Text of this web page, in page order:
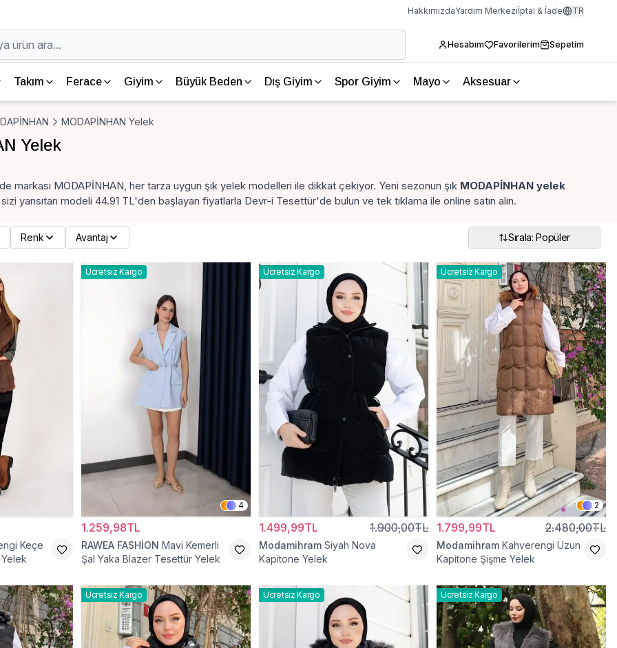
HakkımızdaYardım Merkeziİptal & İade TR
Hesabım Favorilerim Sepetim
Takım Ferace Giyim Büyük Beden Dış Giyim Spor Giyim Mayo Aksesuar
MODAPİNHAN Yelek
Yelek
markası MODAPİNHAN, her tarza uygun şık yelek modelleri ile dikkat çekiyor. Yeni sezonun şık MODAPİNHAN yelek
sizi yansıtan modeli 44.91 TL'den başlayan fiyatlarla Devr-i Tesettür'de bulun ve tek tıklama ile online satın alın.
Renk Avantaj Sırala: Popüler
Keçe
Ücretsiz Kargo
4
1.259,98TL
RAWEA FASHİON Mavi Kemerli
Şal Yaka Blazer Tesettür Yelek
Ücretsiz Kargo
1.499,99TL 1.900,00TL
Modamihram Siyah Nova
Kapitone Yelek
Ücretsiz Kargo
2
1.799,99TL 2.480,00TL
Modamihram Kahverengi Uzun
Kapitone Şişme Yelek
Ücretsiz Kargo Ücretsiz Kargo Ücretsiz Kargo